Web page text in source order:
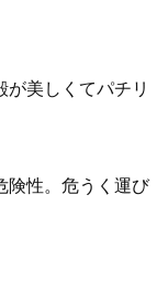
が美しくてパチリ
険性。危うく運び